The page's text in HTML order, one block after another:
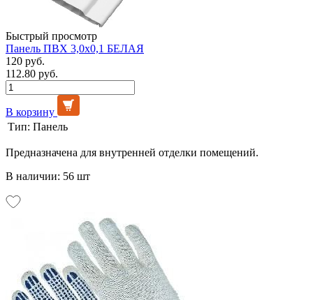
Быстрый просмотр
Панель ПВХ 3,0х0,1 БЕЛАЯ
120 руб.
112.80 руб.
В корзину
Тип: Панель
Предназначена для внутренней отделки помещений.
В наличии: 56 шт